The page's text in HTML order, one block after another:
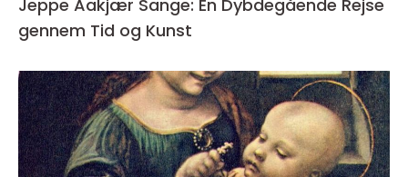
Jeppe Aakjær Sange: En Dybdegående Rejse
gennem Tid og Kunst